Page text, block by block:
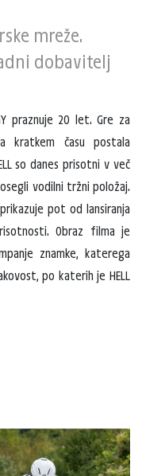
mreže.
dobavitelj
praznuje 20 let. Gre za
kratkem času postala
so danes prisotni v več
vodilni tržni položaj.
pot od lansiranja
Obraz filma je
znamke, katerega
po katerih je HELL